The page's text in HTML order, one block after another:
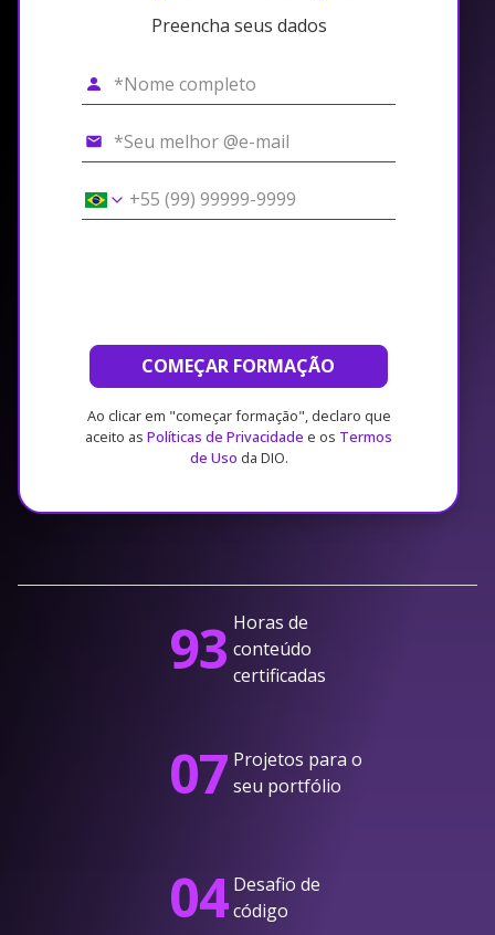
Preencha seus dados
COMEÇAR FORMAÇÃO
Ao clicar em "começar formação", declaro que
aceito as Políticas de Privacidade e os Termos
de Uso da DIO.
93 Horas de
conteúdo
certificadas
07 Projetos para o
seu portfólio
04 Desafio de
código